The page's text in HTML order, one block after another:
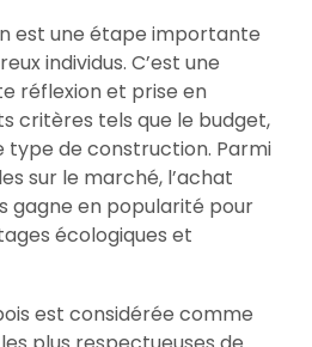
est une étape importante
individus. C’est une
réflexion et prise en
critères tels que le budget,
type de construction. Parmi
sur le marché, l’achat
gagne en popularité pour
écologiques et
est considérée comme